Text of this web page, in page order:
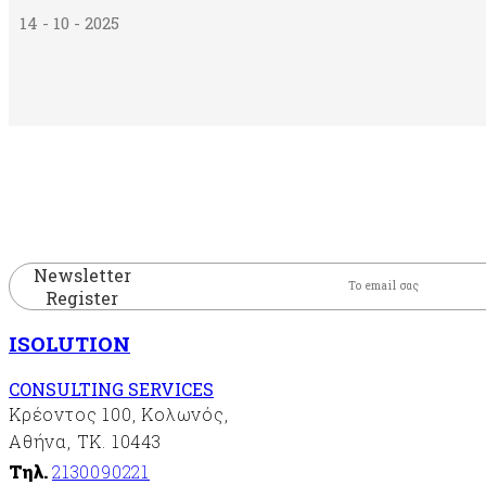
14 - 10 - 2025
Newsletter
Register
ISOLUTION
CONSULTING SERVICES
Κρέοντος 100, Κολωνός,
Αθήνα, ΤΚ. 10443
Τηλ.2130090221